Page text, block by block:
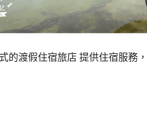
的渡假住宿旅店 提供住宿服務